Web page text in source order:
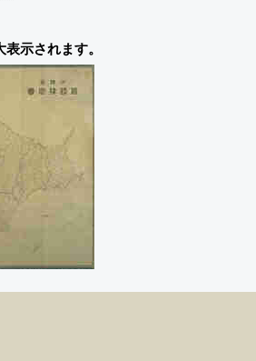
示されます。